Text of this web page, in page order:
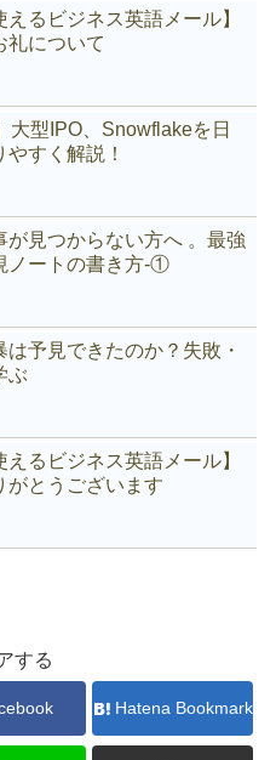
えるビジネス英語メール】
礼について
大型IPO、Snowflakeを日
すく解説！
が見つからない方へ 。最強
ノートの書き方-①
は予見できたのか？失敗・
ぶ
えるビジネス英語メール】
がとうございます
する
Hatena Bookmark